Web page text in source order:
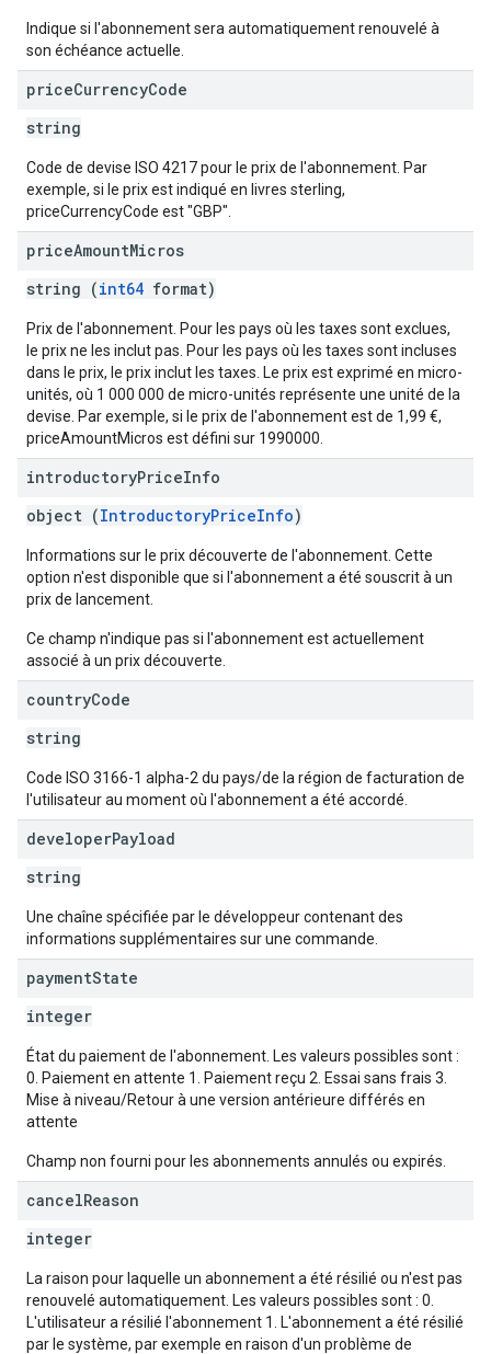
Indique si l'abonnement sera automatiquement renouvelé à
son échéance actuelle.
priceCurrencyCode
string
Code de devise ISO 4217 pour le prix de l'abonnement. Par
exemple, si le prix est indiqué en livres sterling,
priceCurrencyCode est "GBP".
priceAmountMicros
string (int64 format)
Prix de l'abonnement. Pour les pays où les taxes sont exclues,
le prix ne les inclut pas. Pour les pays où les taxes sont incluses
dans le prix, le prix inclut les taxes. Le prix est exprimé en micro-
unités, où 1 000 000 de micro-unités représente une unité de la
devise. Par exemple, si le prix de l'abonnement est de 1,99 €,
priceAmountMicros est défini sur 1990000.
introductoryPriceInfo
object (IntroductoryPriceInfo)
Informations sur le prix découverte de l'abonnement. Cette
option n'est disponible que si l'abonnement a été souscrit à un
prix de lancement.
Ce champ n'indique pas si l'abonnement est actuellement
associé à un prix découverte.
countryCode
string
Code ISO 3166-1 alpha-2 du pays/de la région de facturation de
l'utilisateur au moment où l'abonnement a été accordé.
developerPayload
string
Une chaîne spécifiée par le développeur contenant des
informations supplémentaires sur une commande.
paymentState
integer
État du paiement de l'abonnement. Les valeurs possibles sont :
0. Paiement en attente 1. Paiement reçu 2. Essai sans frais 3.
Mise à niveau/Retour à une version antérieure différés en
attente
Champ non fourni pour les abonnements annulés ou expirés.
cancelReason
integer
La raison pour laquelle un abonnement a été résilié ou n'est pas
renouvelé automatiquement. Les valeurs possibles sont : 0.
L'utilisateur a résilié l'abonnement 1. L'abonnement a été résilié
par le système, par exemple en raison d'un problème de